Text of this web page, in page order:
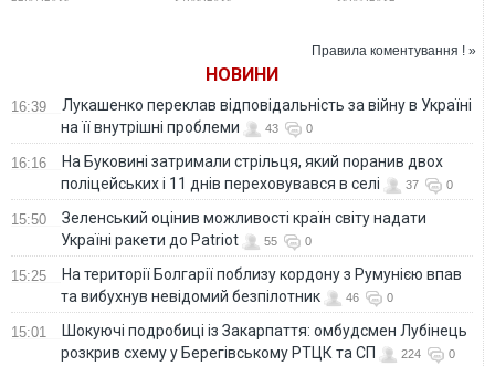
бестолковый
Горбалю
Правила коментування ! »
НОВИНИ
16:39
Лукашенко переклав відповідальність за війну в Україні
на її внутрішні проблеми
43 0
16:16
На Буковині затримали стрільця, який поранив двох
поліцейських і 11 днів переховувався в селі
37 0
15:50
Зеленський оцінив можливості країн світу надати
Україні ракети до Patriot
55 0
15:25
На території Болгарії поблизу кордону з Румунією впав
та вибухнув невідомий безпілотник
46 0
15:01
Шокуючі подробиці із Закарпаття: омбудсмен Лубінець
розкрив схему у Берегівському РТЦК та СП
224 0